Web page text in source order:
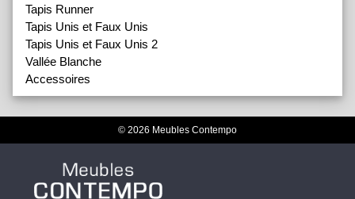
Tapis Runner
Tapis Unis et Faux Unis
Tapis Unis et Faux Unis 2
Vallée Blanche
Accessoires
© 2026 Meubles Contempo